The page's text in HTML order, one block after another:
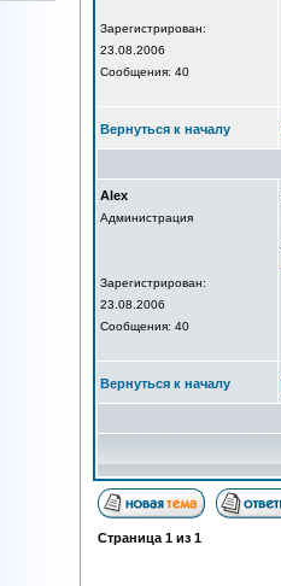
Зарегистрирован:
23.08.2006
Сообщения: 40
Вернуться к началу
Alex
Администрация
Зарегистрирован:
23.08.2006
Сообщения: 40
Вернуться к началу
Страница 1 из 1